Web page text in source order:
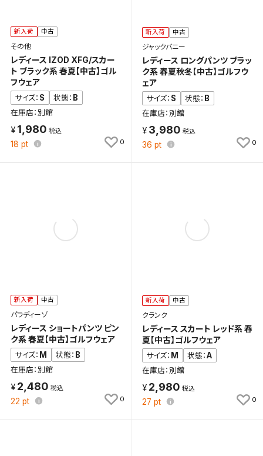
新入荷 中古
その他
レディース IZOD XFG/スカー
ト ブラック系 春夏【中古】ゴル
フウェア
サイズ： S 状態： B
在庫店：別館
1,980
18 pt 0
新入荷 中古
ジャックバニー
レディース ロングパンツ ブラッ
ク系 春夏秋冬【中古】ゴルフウ
ェア
サイズ： S 状態： B
在庫店：別館
3,980
36 pt 0
新入荷 中古
パラディーゾ
レディース ショートパンツ ピン
ク系 春夏【中古】ゴルフウェア
サイズ： M 状態： B
在庫店：別館
2,480
22 pt 0
新入荷 中古
クランク
レディース スカート レッド系 春
夏【中古】ゴルフウェア
サイズ： M 状態：A
在庫店：別館
2,980
27 pt 0